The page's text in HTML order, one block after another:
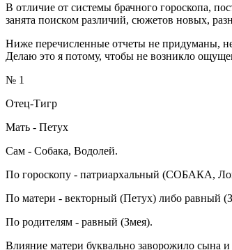
В отличие от системы брачного гороскопа,
занята поиском различий, сюжетов новых,
Ниже перечисленные отчеты не придуманы,
Делаю это я потому, чтобы не возникло
№ 1
Отец-Тигр
Мать - Петух
Сам - Собака, Водолей.
По гороскопу - патриархальный (СОБАКА,
По матери - векторный (Петух) либо равный
По родителям - равный (Змея).
Влияние матери буквально заворожило сына